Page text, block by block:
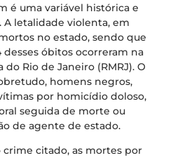
é uma variável histórica e
letalidade violenta, em
no estado, sendo que
desses óbitos ocorreram na
Rio de Janeiro (RMRJ). O
homens negros,
por homicídio doloso,
seguida de morte ou
de agente de estado.
crime citado, as mortes por